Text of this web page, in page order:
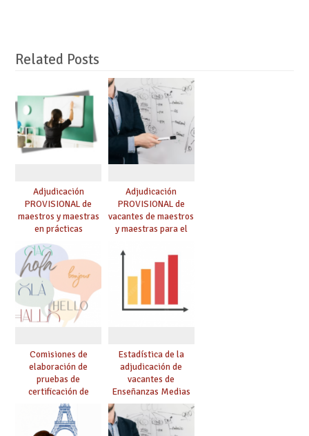
Related Posts
Adjudicación
PROVISIONAL de
maestros y maestras
en prácticas
Adjudicación
PROVISIONAL de
vacantes de maestros
y maestras para el
Comisiones de
elaboración de
pruebas de
certificación de
competencia
lingüística: publicada
resolución definitiva
Estadística de la
adjudicación de
vacantes de
Enseñanzas Medias
para el curso 26/27